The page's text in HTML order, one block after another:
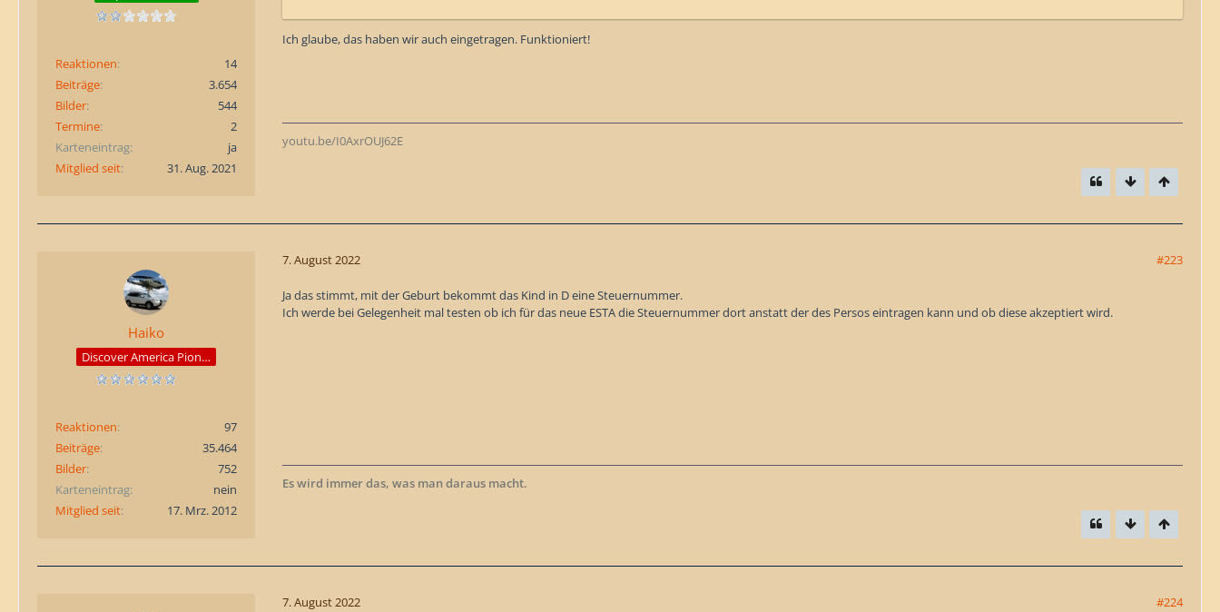
Reaktionen
14
Beiträge
3.654
Bilder
544
Termine
2
Karteneintrag
ja
Mitglied seit
31. Aug. 2021
Ich glaube, das haben wir auch eingetragen. Funktioniert!
youtu.be/I0AxrOUJ62E
Haiko
Discover America Pioneer
Reaktionen
97
Beiträge
35.464
Bilder
752
Karteneintrag
nein
Mitglied seit
17. Mrz. 2012
7. August 2022 #223
Ja das stimmt, mit der Geburt bekommt das Kind in D eine Steuernummer.
Ich werde bei Gelegenheit mal testen ob ich für das neue ESTA die Steuernummer dort anstatt der des Persos eintragen kann und ob diese akzeptiert wird.
Es wird immer das, was man daraus macht.
7. August 2022 #224